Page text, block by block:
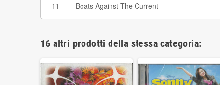
11
Boats Against The Current
16 altri prodotti della stessa categoria: